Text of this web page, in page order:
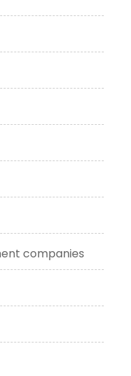
companies